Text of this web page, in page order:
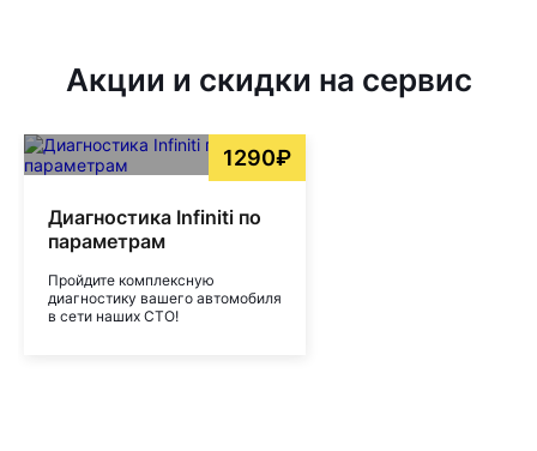
Акции и скидки на сервис
1290₽
Диагностика Infiniti по
параметрам
Пройдите комплексную
диагностику вашего автомобиля
в сети наших СТО!